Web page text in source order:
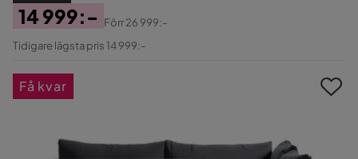
Pris
14 999:-
Original
Förr26 999:-
Tidigare lägsta pris 14 999:-
Få kvar